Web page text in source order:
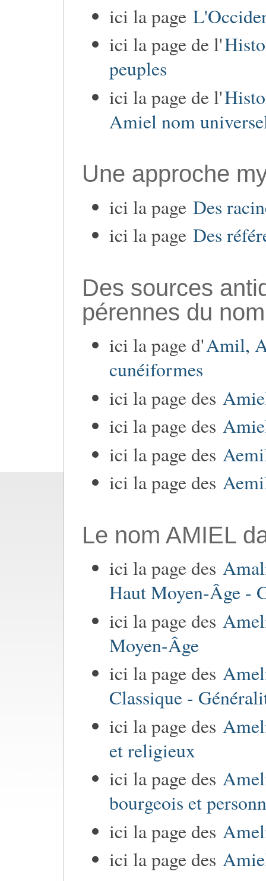
ici la page
ici la page de l'
peuples
ici la page de l'
Amiel nom
Une approche
ici la page Des
ici la page Des
Des sources
pérennes du
ici la page d'Amil,
cunéiformes
ici la page des
ici la page des
ici la page des
ici la page des
Le nom AMIEL
ici la page des
Haut Moyen-Âge -
ici la page des
Moyen-Âge
ici la page des
Classique -
ici la page des
et religieux
ici la page des
bourgeois et
ici la page des
ici la page des